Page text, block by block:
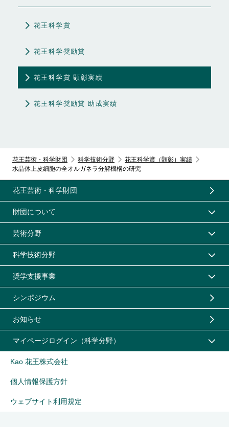
花王科学賞
花王科学奨励賞
花王科学賞 顕彰実績
花王科学奨励賞 助成実績
花王芸術・科学財団 科学技術分野
花王科学賞（顕彰）実績
⽔晶体上⽪細胞の全オルガネラ分解機構の研究
花王芸術・科学財団
財団について
芸術分野
科学技術分野
奨学支援事業
シンポジウム
お知らせ
マイページログイン（科学分野）
Kao 花王株式会社
個人情報保護方針
ウェブサイト利用規定